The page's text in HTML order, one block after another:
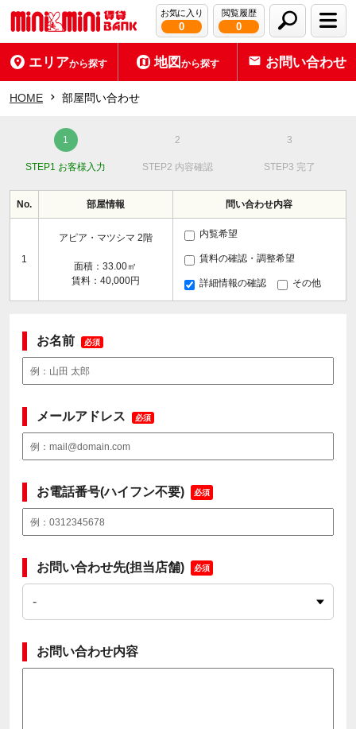
お気に入り
0
閲覧履歴
0
エリアから探す 地図から探す お問い合わせ
HOME 部屋問い合わせ
STEP1 お客様入力 STEP2 内容確認 STEP3 完了
No. 部屋情報 問い合わせ内容
1
アピア・マツシマ 2階
面積：33.00㎡
賃料：40,000円
内覧希望
賃料の確認・調整希望
詳細情報の確認 その他
お名前 必須
メールアドレス 必須
お電話番号(ハイフン不要) 必須
お問い合わせ先(担当店舗) 必須
お問い合わせ内容